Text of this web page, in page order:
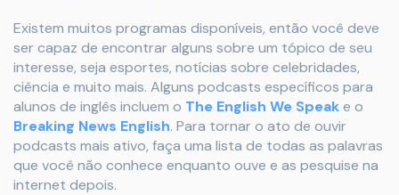
Existem muitos programas disponíveis, então você deve
ser capaz de encontrar alguns sobre um tópico de seu
interesse, seja esportes, notícias sobre celebridades,
ciência e muito mais. Alguns podcasts específicos para
alunos de inglês incluem o The English We Speake o
Breaking News English. Para tornar o ato de ouvir
podcasts mais ativo, faça uma lista de todas as palavras
que você não conhece enquanto ouve e as pesquise na
internet depois.